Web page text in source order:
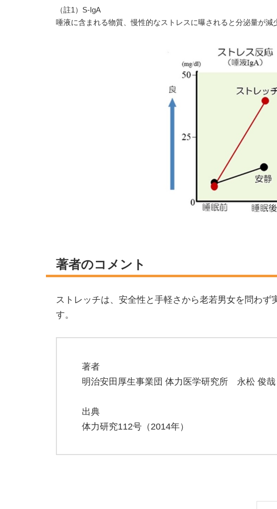
（註1）S-IgA
唾液に含まれる物質、慢性的なストレスに曝されると分泌量が減
著者のコメント
ストレッチは、安全性と手軽さから老若男女を問わ
す。
著者
明治安田厚生事業団 体力医学研究所 永松 俊哉
出典
体力研究112号（2014年）